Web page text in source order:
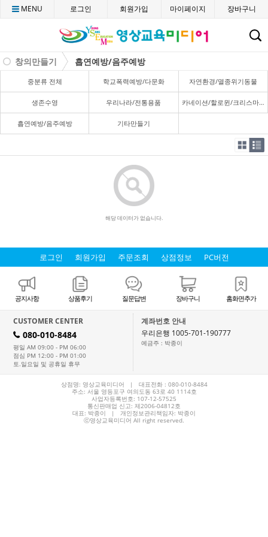
CMENU 로그인 회원가입 마이페이지 장바구니
창의만들기 흡연예방/음주예방
중분류 전체 학교폭력예방/다문화 자연환경/멸종위기동물
생존수영 우리나라/전통용품 카네이션/할로윈/크리스마스
흡연예방/음주예방 기타만들기
해당 데이터가 없습니다.
로그인 회원가입 주문조회 상점정보 PC버전
공지사항 상품후기 질문답변 장바구니 홈화면추가
CUSTOMER CENTER
H 080-010-8484
평일 AM 09:00 - PM 06:00
점심 PM 12:00 - PM 01:00
토.일요일 및 공휴일 휴무
계좌번호 안내
우리은행 1005-701-190777
예금주 : 박종이
상점명: 영상교육미디어 | 대표전화 : 080-010-8484
주소: 서울 영등포구 여의도동 63로 40 1114호
사업자등록번호: 107-12-57525
통신판매업 신고: 제2006-04812호
대표: 박종이 | 개인정보관리책임자: 박종이
ⓒ영상교육미디어 All right reserved.